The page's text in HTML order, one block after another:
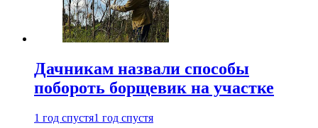
Дачникам назвали способы
побороть борщевик на участке
1 год спустя1 год спустя